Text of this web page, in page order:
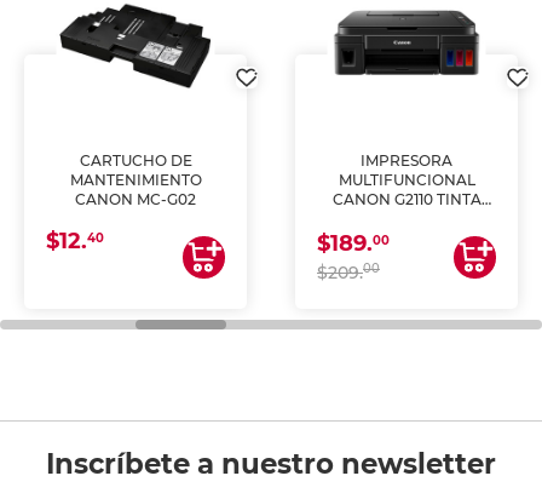
CARTUCHO DE
MANTENIMIENTO
CANON MC-G02
$12.40
IMPRESORA
MULTIFUNCIONAL
CANON G2110 TINTA
$189.00
$209.00
Inscríbete a nuestro newsletter